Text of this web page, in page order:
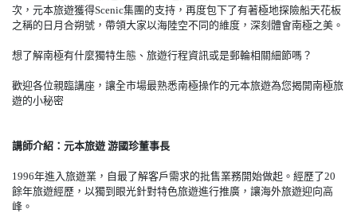
次，元本旅遊獲得Scenic集團的支持，再度包下了有著極地探險船天花板
之稱的日月合朔號，帶領大家以海陸空不同的維度，深刻體會南極之美。
想了解南極有什麼獨特生態、旅遊行程資訊或是郵輪相關細節嗎？
歡迎各位親臨講座，讓全市場最熟悉南極操作的元本旅遊為您揭開南極旅
遊的小秘密
講師介紹：元本旅遊 游國珍董事長
1996年進入旅遊業，自最了解客戶需求的批售業務開始做起。經歷了20
餘年旅遊經歷，以獨到眼光針對特色旅遊進行推廣，讓海外旅遊迎向高
峰。